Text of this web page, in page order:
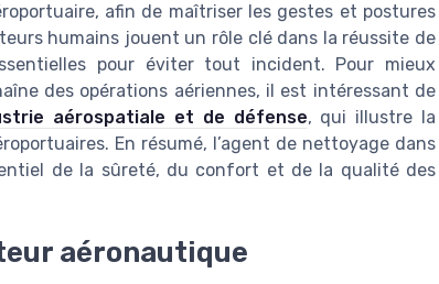
afin de maîtriser les gestes et postures
humains jouent un rôle clé dans la réussite de
pour éviter tout incident. Pour mieux
des opérations aériennes, il est intéressant de
aérospatiale et de défense, qui illustre la
En résumé, l’agent de nettoyage dans
de la sûreté, du confort et de la qualité des
aéronautique